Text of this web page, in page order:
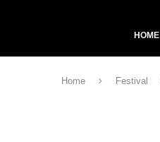
HOME
Home Festival